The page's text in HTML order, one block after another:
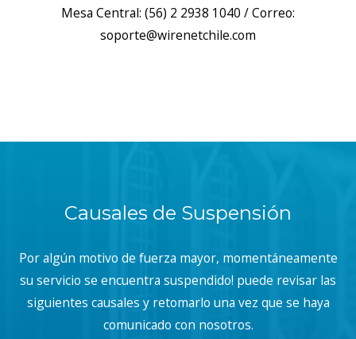
Mesa Central: (56) 2 2938 1040 / Correo:
soporte@wirenetchile.com
Causales de Suspensión
Por algún motivo de fuerza mayor, momentáneamente
su servicio se encuentra suspendido! puede revisar las
siguientes causales y retomarlo una vez que se haya
comunicado con nosotros.